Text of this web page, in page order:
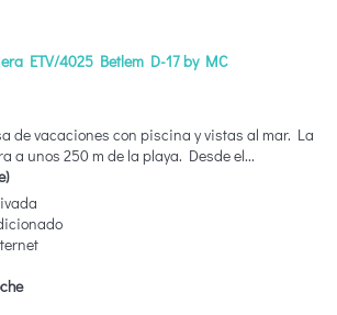
ETV/4025 Betlem D-17 by MC
de vacaciones con piscina y vistas al mar. La
a unos 250 m de la playa. Desde el...